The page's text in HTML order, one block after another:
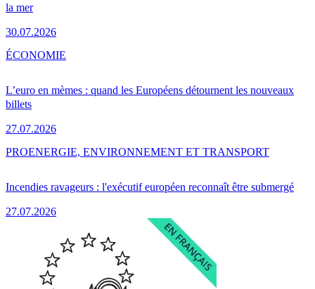
la mer
30.07.2026
L’euro en mèmes : quand les Européens détournent les nouveaux
billets
27.07.2026
ÉCONOMIE
Incendies ravageurs : l'exécutif européen reconnaît être submergé
27.07.2026
PROENERGIE, ENVIRONNEMENT ET TRANSPORT